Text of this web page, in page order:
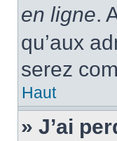
en ligne.
qu’aux
serez
Haut
» J’ai